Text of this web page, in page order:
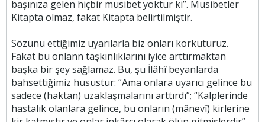
başınıza gelen hiçbir musibet yoktur ki”. Musibetler
Kitapta olmaz, fakat Kitapta belirtilmiştir.
Sözünü ettiğimiz uyarılarla biz onları korkuturuz.
Fakat bu onlann taşkınlıklarını iyice arttırmaktan
başka bir şey sağlamaz. Bu, şu İlâhî beyanlarda
bahsettiğimiz husustur: “Ama onlara uyarıcı gelince bu
sadece (haktan) uzaklaşmalarını arttırdı”; “Kalplerinde
hastalık olanlara gelince, bu onların (mânevî) kirlerine